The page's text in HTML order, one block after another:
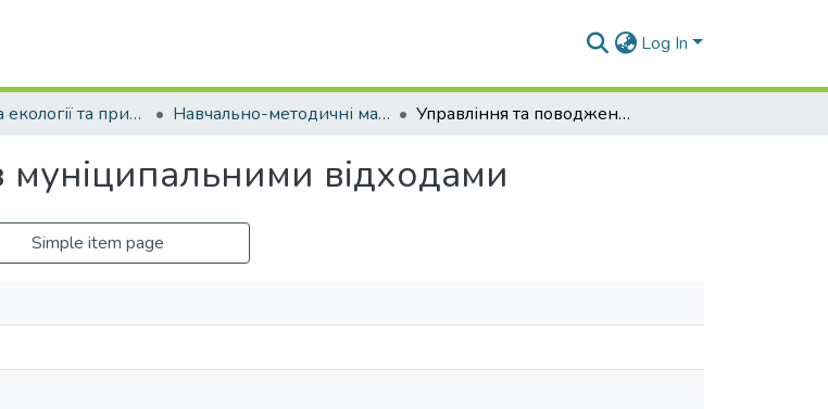
Log In
Кафедра екології та природоохоронних технологій (Е та ПТ) Навчально-методичні матеріали (Е та ПТ) Управління та поводження з муніципальними відходами
відходами
Simple item page